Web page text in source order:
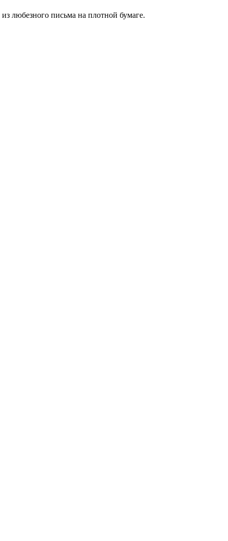
любезного письма на плотной бумаге.